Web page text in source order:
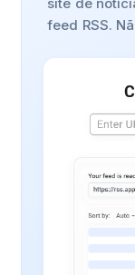
feed RSS.